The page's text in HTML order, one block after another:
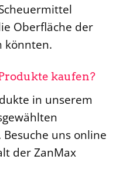
Oberfläche der
könnten.
kaufen?
in unserem
uns online
der ZanMax